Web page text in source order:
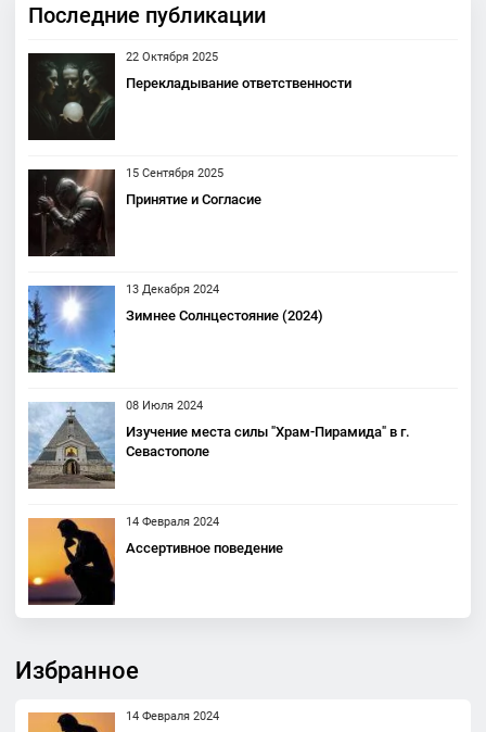
Последние публикации
22 Октября 2025
Перекладывание ответственности
15 Сентября 2025
Принятие и Согласие
13 Декабря 2024
Зимнее Солнцестояние (2024)
08 Июля 2024
Изучение места силы "Храм-Пирамида" в г.
Севастополе
14 Февраля 2024
Ассертивное поведение
Избранное
14 Февраля 2024